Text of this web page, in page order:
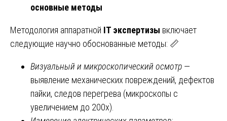
основные методы
Методология аппаратной IT экспертизы включает
следующие научно обоснованные методы: 📏
Визуальный и микроскопический осмотр —
выявление механических повреждений, дефектов
пайки, следов перегрева (микроскопы с
увеличением до 200x).